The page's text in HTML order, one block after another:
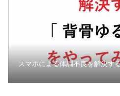
スマホによる体調不良を解決す